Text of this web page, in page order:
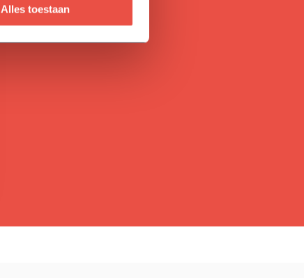
Alles toestaan